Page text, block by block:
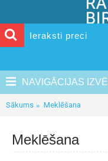
NAVIGĀCIJAS
Sākums Meklēšana
Meklēšana